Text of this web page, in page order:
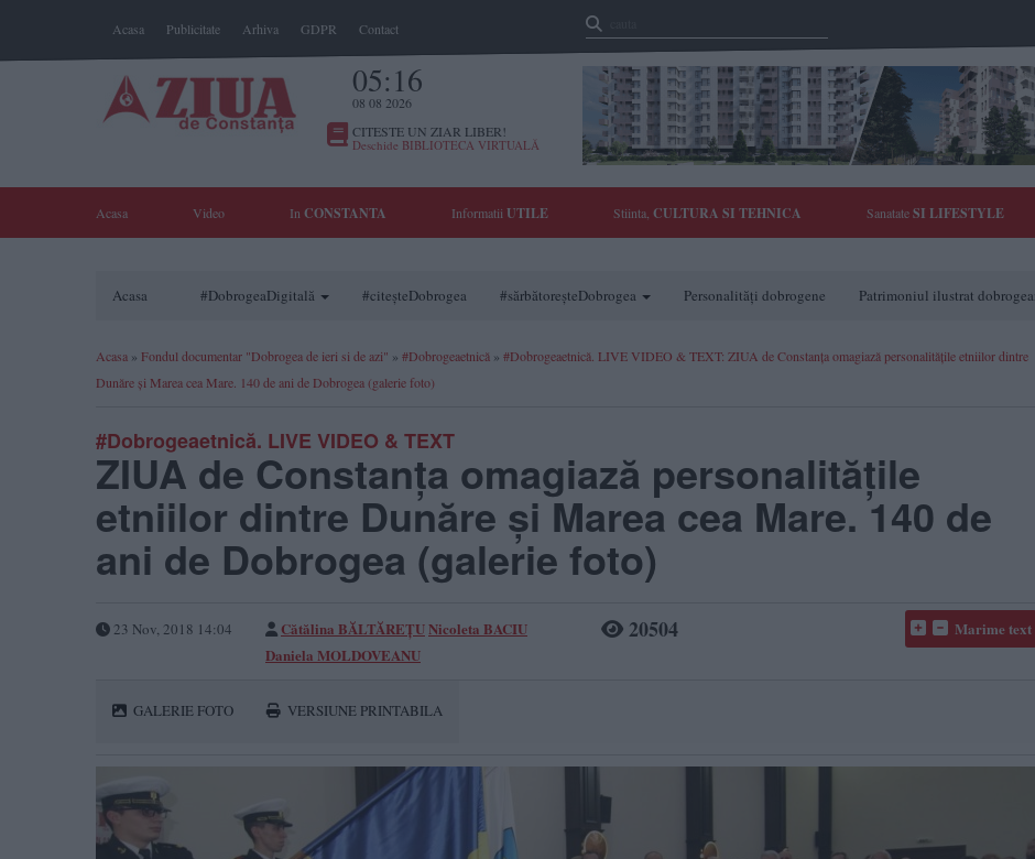
Acasa Publicitate Arhiva GDPR Contact
05:16
08 08 2026
CITESTE UN ZIAR LIBER!
Deschide BIBLIOTECA VIRTUALĂ
Acasa Video In CONSTANTA Informatii UTILE Stiinta, CULTURA SI TEHNICA SanatateSI LIFESTYLE
Acasa #DobrogeaDigitală #citeșteDobrogea #sărbătoreșteDobrogea Personalități dobrogene Patrimoniul ilustrat
Acasa » Fondul documentar "Dobrogea de ieri si de azi" » #Dobrogeaetnică » #Dobrogeaetnică. LIVE VIDEO & TEXT: ZIUA de Constanţa omagiază personalităţile etniilor dintre
Dunăre şi Marea cea Mare. 140 de ani de Dobrogea (galerie foto)
#Dobrogeaetnică. LIVE VIDEO & TEXT
ZIUA de Constanţa omagiază personalităţile
etniilor dintre Dunăre şi Marea cea Mare. 140 de
ani de Dobrogea (galerie foto)
23 Nov, 2018 14:04 Cătălina BĂLTĂREŢUNicoleta BACIU
Daniela MOLDOVEANU
20504 Marime text
GALERIE FOTO VERSIUNE PRINTABILA